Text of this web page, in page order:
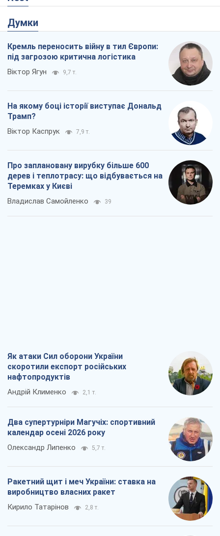
Думки
Кремль переносить війну в тил Європи:
під загрозою критична логістика
Віктор Ягун 9,7 т.
На якому боці історії виступає Дональд
Трамп?
Віктор Каспрук 7,9 т.
Про заплановану вирубку більше 600
дерев і теплотрасу: що відбувається на
Теремках у Києві
Владислав Самойленко 39
Як атаки Сил оборони України
скоротили експорт російських
нафтопродуктів
Андрій Клименко 2,1 т.
Два супертурніри Магучіх: спортивний
календар осені 2026 року
Олександр Липенко 5,7 т.
Ракетний щит і меч України: ставка на
виробництво власних ракет
Кирило Татарінов 2,8 т.